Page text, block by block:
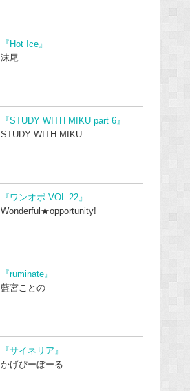
『Hot Ice』
沫尾
『STUDY WITH MIKU part 6』
STUDY WITH MIKU
『ワンオポ VOL.22』
Wonderful★opportunity!
『ruminate』
藍宮ことの
『サイネリア』
かげぴーぼーる